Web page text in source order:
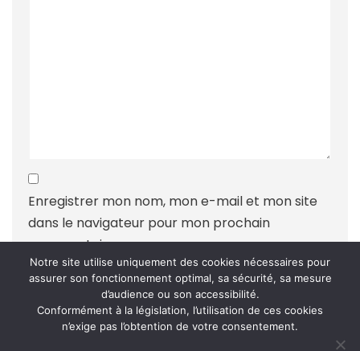
Enregistrer mon nom, mon e-mail et mon site
dans le navigateur pour mon prochain
commentaire.
Ce site utilise Akismet pour réduire les indésirables.
Notre site utilise uniquement des cookies nécessaires pour
assurer son fonctionnement optimal, sa sécurité, sa mesure
d’audience ou son accessibilité.
Conformément à la législation, l’utilisation de ces cookies
n’exige pas l’obtention de votre consentement.